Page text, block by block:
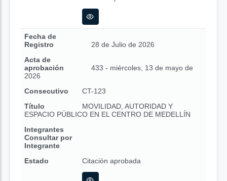
Fecha de
Registro
28 de Julio de 2026
Acta de
aprobación
433 - miércoles, 13 de mayo de
2026
Consecutivo
CT-123
Título
MOVILIDAD, AUTORIDAD Y
ESPACIO PÚBLICO EN EL CENTRO DE MEDELLÍN
Integrantes
Consultar por
Integrante
Estado
Citación aprobada